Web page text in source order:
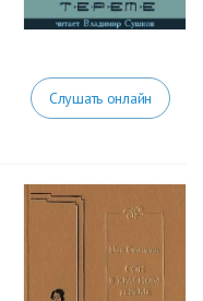
Слушать онлайн